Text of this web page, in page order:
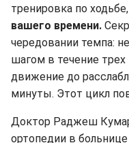
тренировка по
вашего времени.
чередовании темпа:
шагом в течение
движение до
минуты. Этот цикл
Доктор Раджеш
ортопедии в